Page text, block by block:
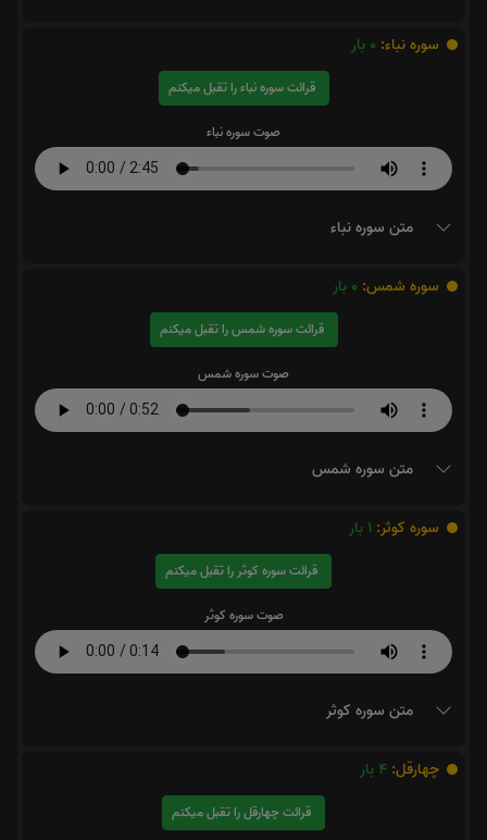
سوره نباء: 0 بار
قرائت سوره نباء را تقبل میکنم
صوت سوره نباء
متن سوره نباء
سوره شمس: 0 بار
قرائت سوره شمس را تقبل میکنم
صوت سوره شمس
متن سوره شمس
سوره کوثر: 1 بار
قرائت سوره کوثر را تقبل میکنم
صوت سوره کوثر
متن سوره کوثر
چهارقل: 4 بار
قرائت چهارقل را تقبل میکنم